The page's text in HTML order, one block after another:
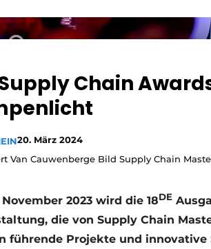
Chain
20. März 2024
Van Cauwenberge Bild Supply Chain
November 2023 wird die 18DE
die von Supply Chain
führende Projekte und